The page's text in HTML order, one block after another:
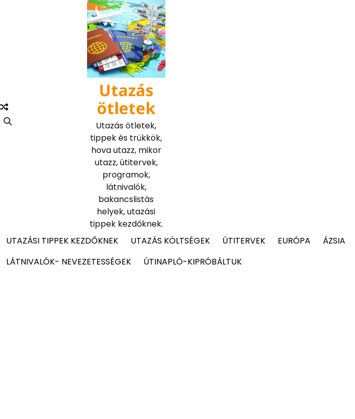
Utazás
ötletek
Utazás ötletek,
tippek és trükkök,
hova utazz, mikor
utazz, útitervek,
programok,
látnivalók,
bakancslistás
helyek, utazási
tippek kezdőknek.
UTAZÁSI TIPPEK KEZDŐKNEK
UTAZÁS KÖLTSÉGEK ÚTITERVEK EURÓPA ÁZSIA
LÁTNIVALÓK- NEVEZETESSÉGEK
ÚTINAPLÓ-KIPRÓBÁLTUK